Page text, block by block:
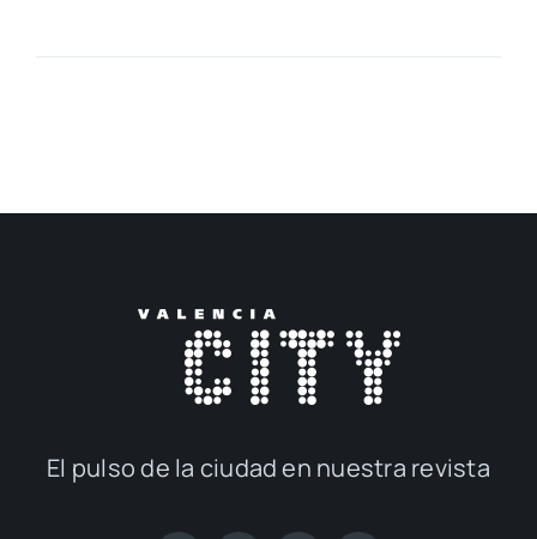
El pul­so de la ciu­dad en nues­tra revis­ta